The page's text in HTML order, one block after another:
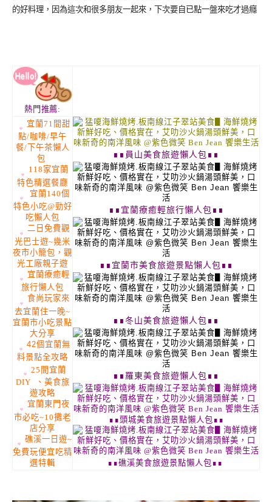
的好料理，因為這次和很多朋友一起來，下次要自已點一盤來吃才過癮
熱門推薦:
宜蘭71間甜
點/咖啡/早午
餐/下午茶懶人
包
118家宜蘭
特色精選餐廳
宜蘭140個
特色小吃@勁好
吃懶人包
二日免費觀
光巴士遊~幾米
夜市小籠包，觀
光工廠親子遊
宜蘭療癒輕
旅行懶人包
食尚玩家來
去宜蘭住一晚~
宜蘭市小吃景點
大分享
42個宜蘭無
料景點全攻略
25間宜蘭
DIY 、美食旅
遊攻略
宜蘭東門夜
市必吃~10攤老
店分享
礁溪一日遊~
免費玩便宜吃精
選特輯
∎∎員山美食旅遊懶人包∎∎
∎∎宜蘭療癒輕旅行懶人包∎∎
∎∎宜蘭市美食旅遊景點懶人包∎∎
∎∎冬山美食旅遊懶人包∎∎
∎∎羅東美食旅遊懶人包∎∎
∎∎頭城美食旅遊景點懶人包 ∎∎
∎∎礁溪美食旅遊景點懶人包 ∎∎